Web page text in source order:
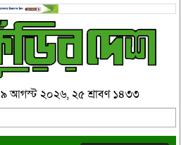
৯ আগস্ট ২০২৬, ২৫ শ্রাবণ ১৪৩৩